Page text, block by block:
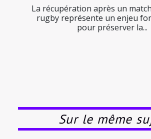
La récupération après un
rugby représente un enjeu
pour préserver la...
Sur le même